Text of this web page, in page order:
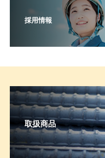
採用情報
取扱商品